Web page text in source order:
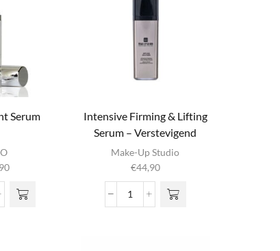
Serum
Intensive Firming & Lifting
Serum – Verstevigend
Serum
Make-Up Studio
€44,90
Intensive